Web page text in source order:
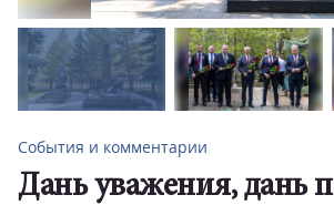
События и комментарии
Дань уважения, дань